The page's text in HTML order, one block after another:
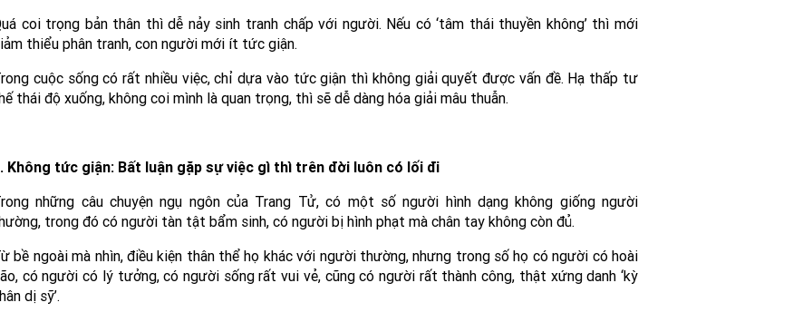
coi trọng bản thân thì dễ nảy sinh tranh chấp với người. Nếu có ‘tâm thái thuyền không’ thì mới
thiểu phân tranh, con người mới ít tức giận.
cuộc sống có rất nhiều việc, chỉ dựa vào tức giận thì không giải quyết được vấn đề. Hạ thấp tư
thái độ xuống, không coi mình là quan trọng, thì sẽ dễ dàng hóa giải mâu thuẫn.
Không tức giận: Bất luận gặp sự việc gì thì trên đời luôn có lối đi
những câu chuyện ngụ ngôn của Trang Tử, có một số người hình dạng không giống người
trong đó có người tàn tật bẩm sinh, có người bị hình phạt mà chân tay không còn đủ.
bề ngoài mà nhìn, điều kiện thân thể họ khác với người thường, nhưng trong số họ có người có hoài
có người có lý tưởng, có người sống rất vui vẻ, cũng có người rất thành công, thật xứng danh ‘kỳ
dị sỹ’.